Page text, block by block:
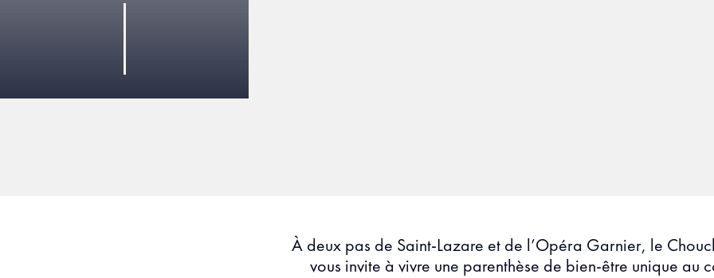
À deux pas de Saint-Lazare et de l’Opéra Garnier, le
vous invite à vivre une parenthèse de bien-être unique au